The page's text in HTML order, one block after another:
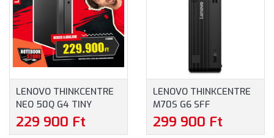
LENOVO THINKCENTRE
NEO 50Q G4 TINY
(12LN0024HX) - INTEL
CORE I5-13420H, 16GB
229 900 Ft
LENOVO THINKCENTRE
M70S G6 SFF
(12YK0004HX) - INTEL
CORE ULTRA 5-225, 8GB
299 900 Ft